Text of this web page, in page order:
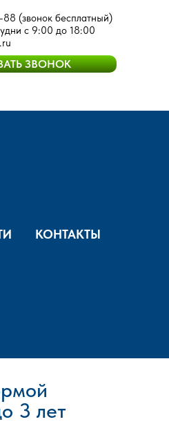
(звонок бесплатный)
с 9:00 до 18:00
ЗВОНОК
КОНТАКТЫ
рмой
3 лет